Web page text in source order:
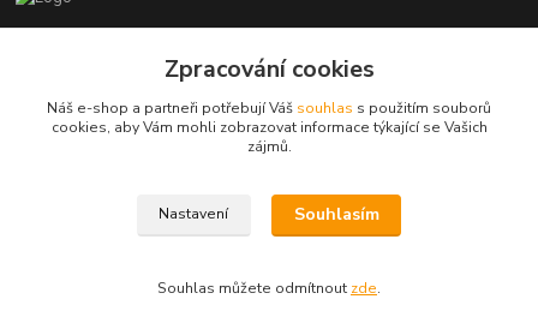
elektro@beatman.cz
Zpracování cookies
Náš e-shop a partneři potřebují Váš souhlas s použitím souborů
cookies, aby Vám mohli zobrazovat informace týkající se Vašich
zájmů.
Nastavení Souhlasím
Souhlas můžete odmítnout zde.